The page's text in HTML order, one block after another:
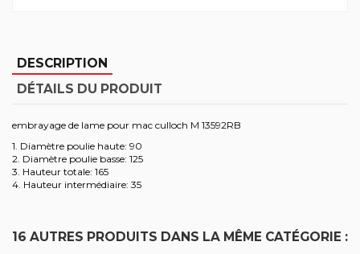
DESCRIPTION
DÉTAILS DU PRODUIT
embrayage de lame pour mac culloch M 13592RB
1. Diamètre poulie haute: 90
2. Diamètre poulie basse: 125
3. Hauteur totale: 165
4. Hauteur intermédiaire: 35
16 AUTRES PRODUITS DANS LA MÊME CATÉGORIE :